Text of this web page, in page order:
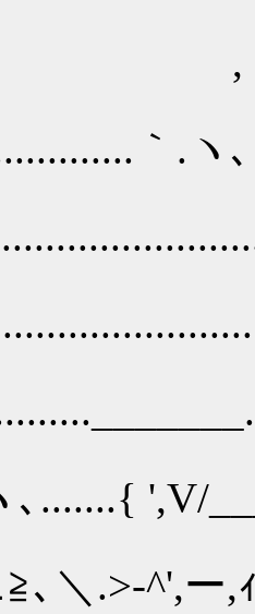
..、 ,
､.......{ ',V/
､＼.>-^',ー,